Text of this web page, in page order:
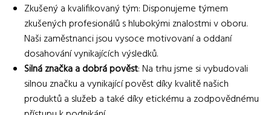
Zkušený a kvalifikovaný tým: Disponujeme týmem
zkušených profesionálů s hlubokými znalostmi v oboru.
Naši zaměstnanci jsou vysoce motivovaní a oddaní
dosahování vynikajících výsledků.
Silná značka a dobrá pověst: Na trhu jsme si vybudovali
silnou značku a vynikající pověst díky kvalitě našich
produktů a služeb a také díky etickému a zodpovědnému